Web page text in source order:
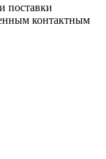
поставки
контактным